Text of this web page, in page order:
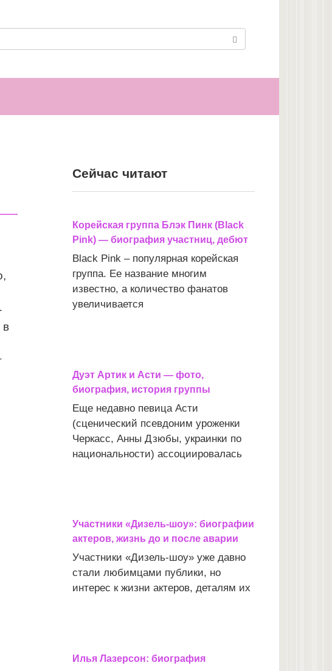
в
Сейчас читают
Корейская группа Блэк Пинк (Black
Pink) — биография участниц, дебют
Black Pink – популярная корейская
группа. Ее название многим
известно, а количество фанатов
увеличивается
Дуэт Артик и Асти — фото,
биография, история группы
Еще недавно певица Асти
(сценический псевдоним уроженки
Черкасс, Анны Дзюбы, украинки по
национальности) ассоциировалась
Участники «Дизель-шоу»: биографии
актеров, жизнь до и после аварии
Участники «Дизель-шоу» уже давно
стали любимцами публики, но
интерес к жизни актеров, деталям их
Илья Лазерсон: биография